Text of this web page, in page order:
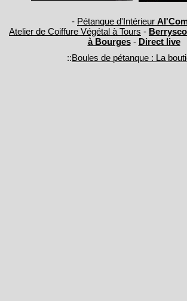
- Pétanque d'Intérieur
Atelier de Coiffure Végétal à Tours -
à Bourges- Direct live
::Boules de pétanque : La